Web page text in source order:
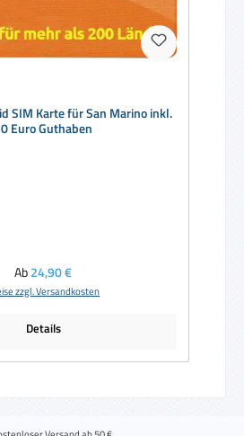
SIM Karte für San Marino inkl.
Euro Guthaben
Regulärer Preis:
Ab24,90 €
zzgl. Versandkosten
Details